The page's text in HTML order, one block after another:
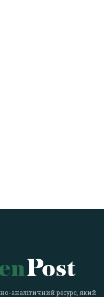
аналітичний ресурс, який